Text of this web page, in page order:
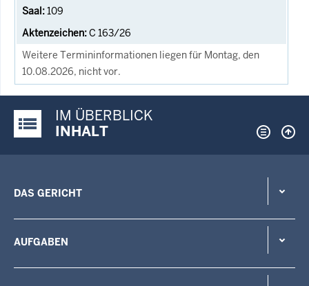
109
C 163/26
Weitere Termininformationen liegen für Montag, den
10.08.2026, nicht vor.
Justiz-Portal im Überblick:
IM ÜBERBLICK
INHALT
DAS GERICHT
AUFGABEN